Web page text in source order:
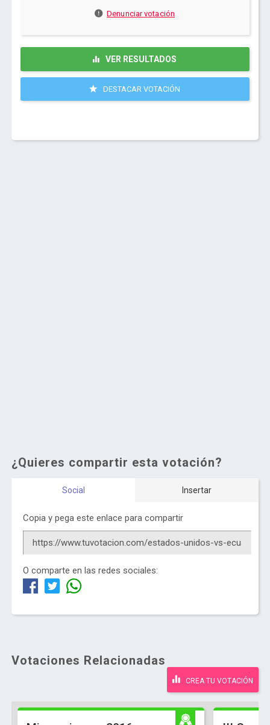
Denunciar votación
VER RESULTADOS
DESTACAR VOTACIÓN
¿Quieres compartir esta votación?
Social Insertar
Copia y pega este enlace para compartir
O comparte en las redes sociales:
Votaciones Relacionadas
CREA TU VOTACIÓN